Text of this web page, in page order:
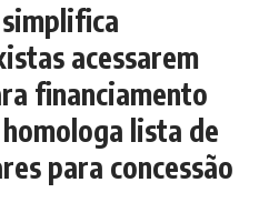
acessarem
financiamento
lista de
para concessão